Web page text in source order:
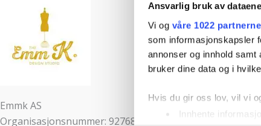
Ansvarlig bruk av
Vi og våre 1022 partnerne
som informasjonskapsler
annonser og innhold
bruker dine data og i
Hvis du gir oss lov, vil vi
Innhente
Emmk AS
Organisasjonsnummer: 927686228